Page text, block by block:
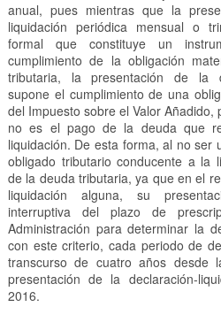
anual, pues mientras que la
liquidación periódica mensual o
formal que constituye un
cumplimiento de la obligación
tributaria, la presentación de la
supone el cumplimiento de una
del Impuesto sobre el Valor Añadido,
no es el pago de la deuda que
liquidación. De esta forma, al no ser
obligado tributario conducente a la
de la deuda tributaria, ya que en el
liquidación alguna, su
interruptiva del plazo de
Administración para determinar la
con este criterio, cada periodo de
transcurso de cuatro años desde
presentación de la declaración-
2016.